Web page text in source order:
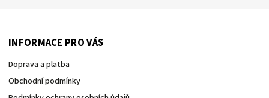
INFORMACE PRO VÁS
Doprava a platba
Obchodní podmínky